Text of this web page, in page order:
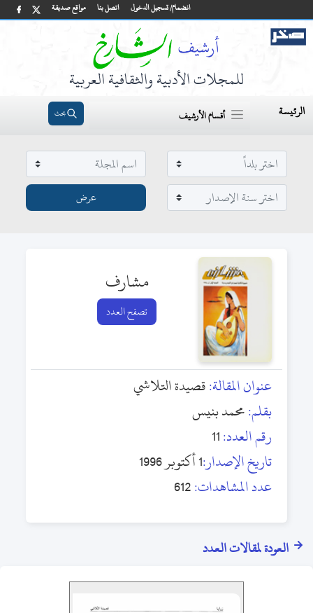
مواقع صديقة اتصل بنا انضمام/ تسجيل الدخول
للمجلات الأدبية والثقافية العربية
الرئيسة أقسام الأرشيف بحث
مشارف
تصفح العدد
عنوان المقالة:قصيدة التلاشي
بقلم:محمد بنيس
رقم العدد:11
تاريخ الإصدار:1 أكتوبر 1996
عدد المشاهدات:612
العودة لمقالات العدد